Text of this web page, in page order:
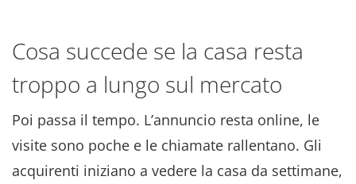
Cosa succede se la casa resta
troppo a lungo sul mercato
Poi passa il tempo. L’annuncio resta online, le
visite sono poche e le chiamate rallentano. Gli
acquirenti iniziano a vedere la casa da settimane,